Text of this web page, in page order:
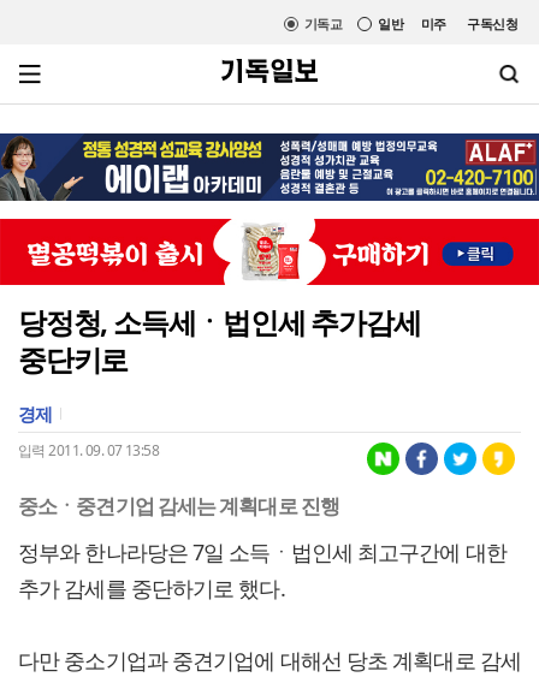
미주 구독신청
일반
기독교
당정청, 소득세ㆍ법인세 추가감세
중단키로
경제
입력 2011. 09. 07 13:58
중소ㆍ중견기업 감세는 계획대로 진행
정부와 한나라당은 7일 소득ㆍ법인세 최고구간에 대한
추가 감세를 중단하기로 했다.
다만 중소기업과 중견기업에 대해선 당초 계획대로 감세